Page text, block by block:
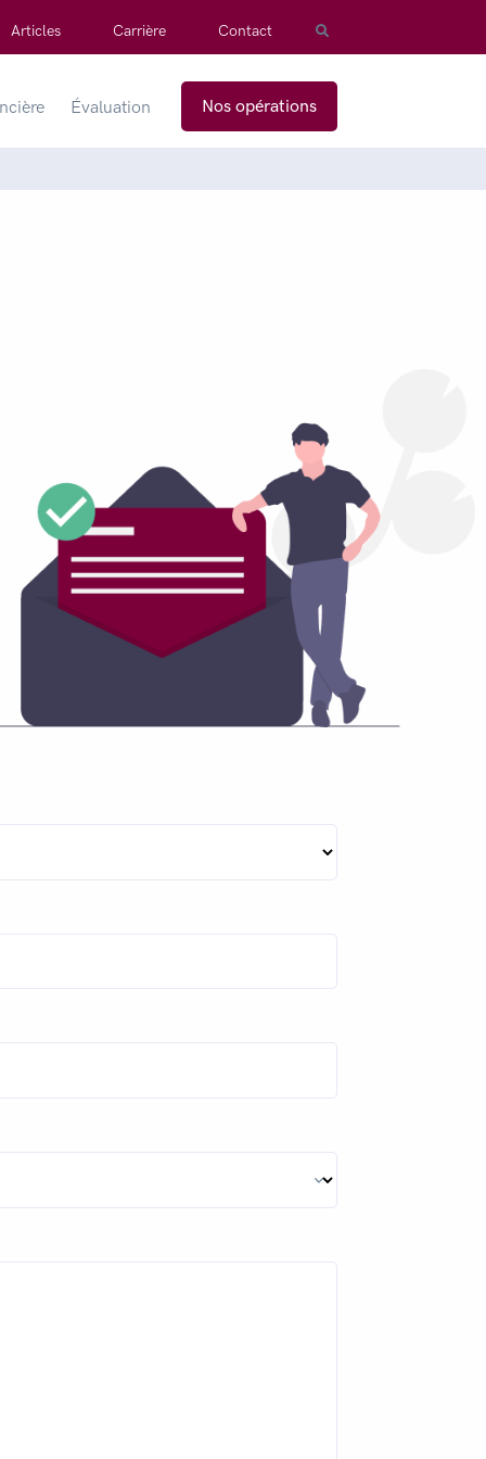
Articles Carrière Contact
Évaluation Nos opérations